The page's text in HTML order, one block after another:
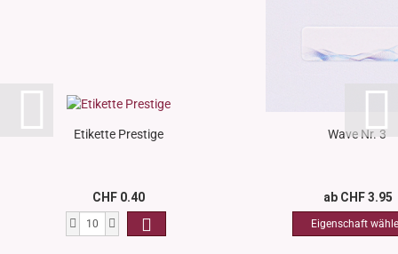
Etikette Prestige
CHF 0.40
Wave Nr. 3
ab CHF 3.95